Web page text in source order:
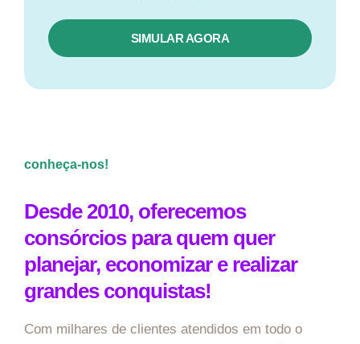
SIMULAR AGORA
conheça-nos!
Desde 2010, oferecemos
consórcios para quem quer
planejar, economizar e realizar
grandes conquistas!
Com milhares de clientes atendidos em todo o